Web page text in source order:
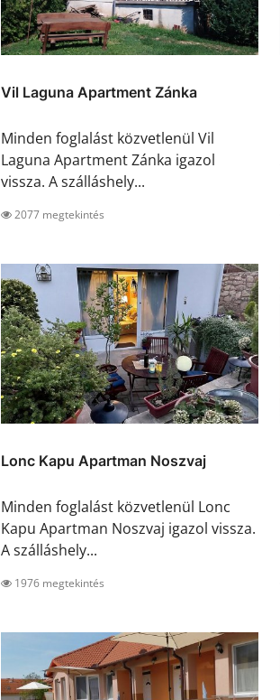
Vil Laguna Apartment Zánka
Minden foglalást közvetlenül Vil
Laguna Apartment Zánka igazol
vissza. A szálláshely...
2077 megtekintés
Lonc Kapu Apartman Noszvaj
Minden foglalást közvetlenül Lonc
Kapu Apartman Noszvaj igazol vissza.
A szálláshely...
1976 megtekintés